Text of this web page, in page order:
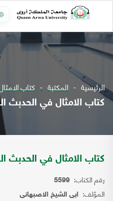
الرئيسية المكتبة كتاب
كتاب الامثال في الحدبث
كتاب الامثال في الحدبث
رقم الكتاب: 5599
المؤلف: ابى الشيخ الاصبهانى